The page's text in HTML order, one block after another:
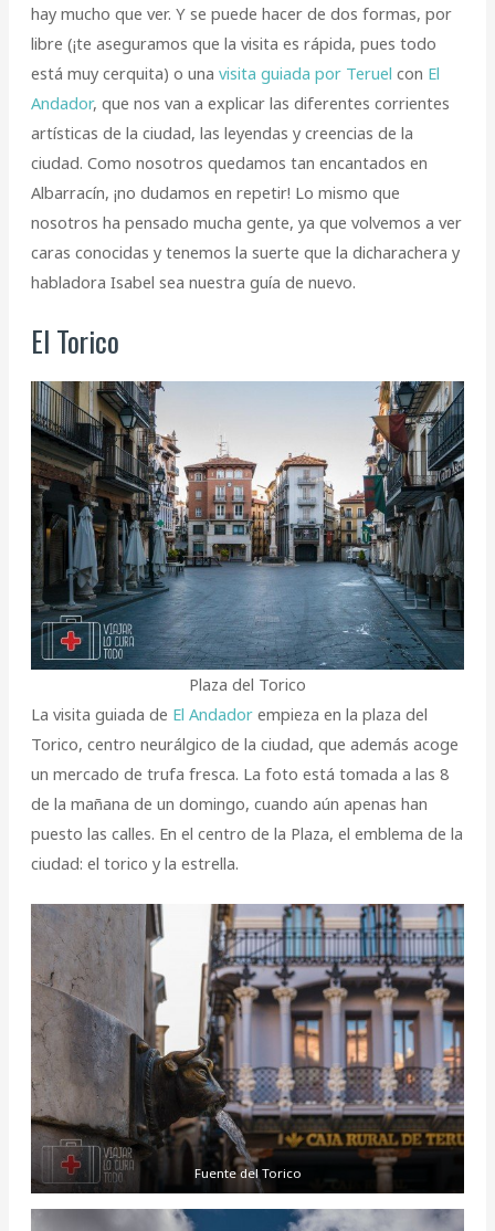
hay mucho que ver. Y se puede hacer de dos formas, por
libre (¡te aseguramos que la visita es rápida, pues todo
está muy cerquita) o una visita guiada por Teruel con El
Andador, que nos van a explicar las diferentes corrientes
artísticas de la ciudad, las leyendas y creencias de la
ciudad. Como nosotros quedamos tan encantados en
Albarracín, ¡no dudamos en repetir! Lo mismo que
nosotros ha pensado mucha gente, ya que volvemos a ver
caras conocidas y tenemos la suerte que la dicharachera y
habladora Isabel sea nuestra guía de nuevo.
El Torico
Plaza del Torico
La visita guiada de El Andadorempieza en la plaza del
Torico, centro neurálgico de la ciudad, que además acoge
un mercado de trufa fresca. La foto está tomada a las 8
de la mañana de un domingo, cuando aún apenas han
puesto las calles. En el centro de la Plaza, el emblema de la
ciudad: el torico y la estrella.
Fuente del Torico